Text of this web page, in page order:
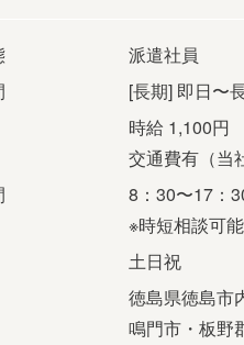
派遣社員
[長期] 即日〜
時給 1,100円
交通費有（当
8：30〜17：
※時短相談可能
土日祝
徳島県徳島市
鳴門市・板野